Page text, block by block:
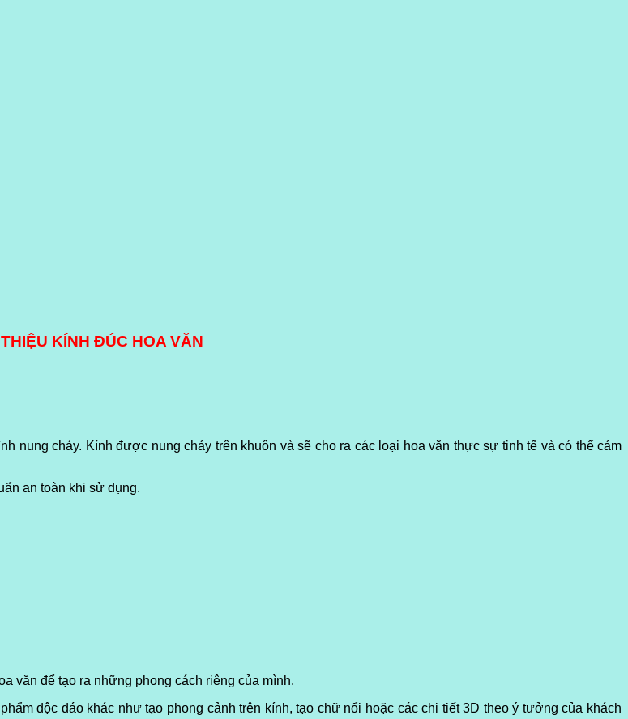
KÍNH ĐÚC HOA VĂN
nung chảy. Kính được nung chảy trên khuôn và sẽ cho ra các loại hoa văn thực sự tinh tế và có thể cảm
an toàn khi sử dụng.
văn để tạo ra những phong cách riêng của mình.
độc đáo khác như tạo phong cảnh trên kính, tạo chữ nổi hoặc các chi tiết 3D theo ý tưởng của khách